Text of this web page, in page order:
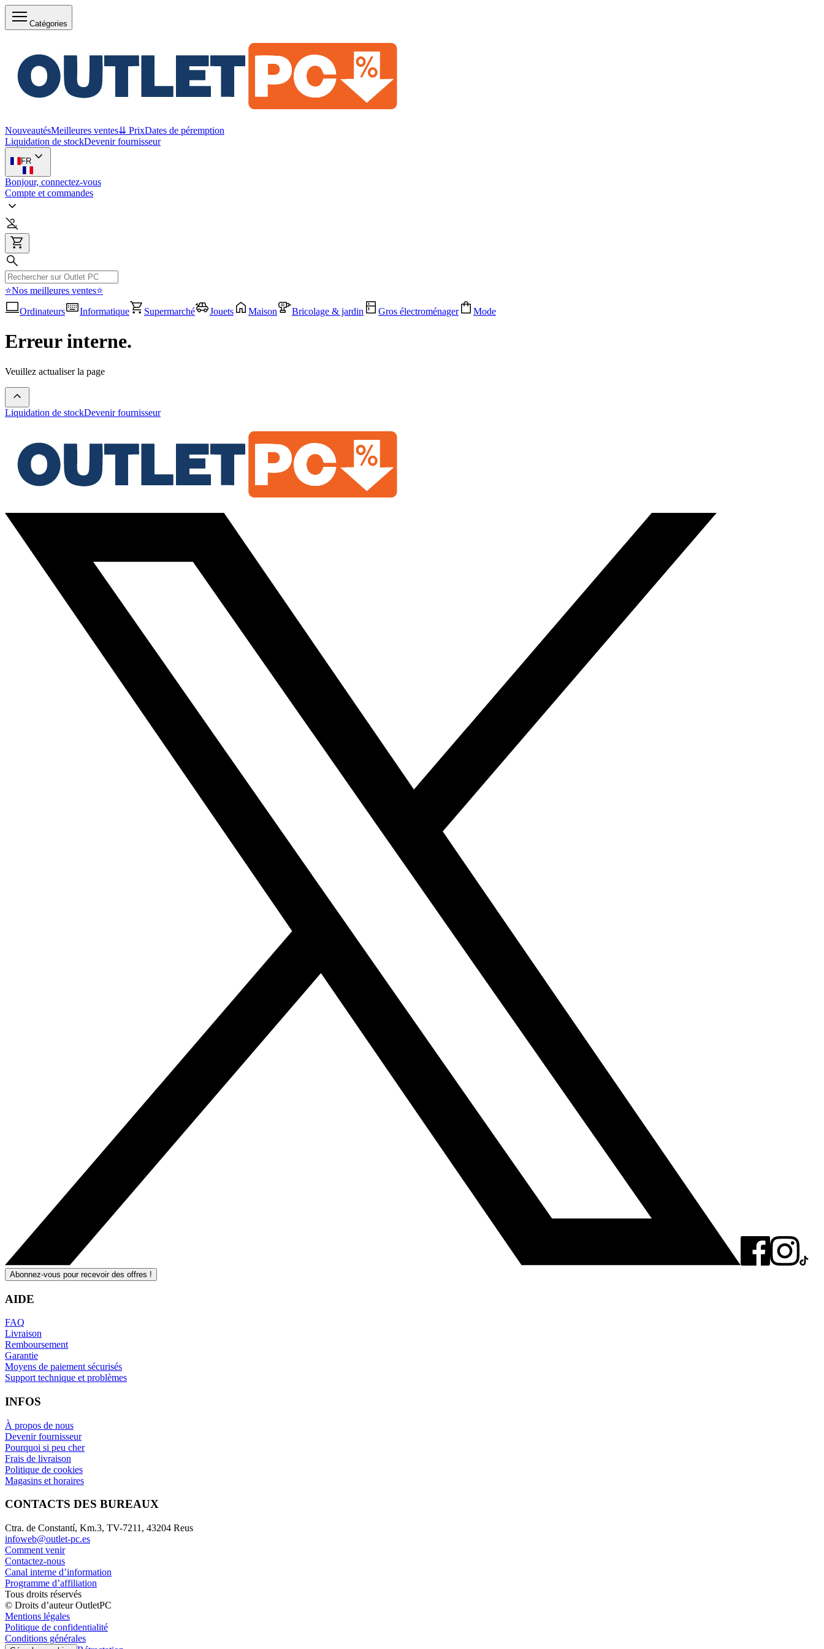
Catégories
NouveautésMeilleures ventes⇊ PrixDates de péremption
Liquidation de stockDevenir fournisseur
FR
Bonjour, connectez-vous
Compte et commandes
⭐Nos meilleures ventes⭐
Ordinateurs
Informatique Supermarché Jouets Maison Bricolage & jardin Gros électroménager Mode
Erreur interne.
Veuillez actualiser la page
Liquidation de stockDevenir fournisseur
Abonnez-vous pour recevoir des offres !
AIDE
FAQ
Livraison
Remboursement
Garantie
Moyens de paiement sécurisés
Support technique et problèmes
INFOS
À propos de nous
Devenir fournisseur
Pourquoi si peu cher
Frais de livraison
Politique de cookies
Magasins et horaires
CONTACTS DES BUREAUX
Ctra. de Constantí, Km.3, TV-7211, 43204 Reus
infoweb@outlet-pc.es
Comment venir
Contactez-nous
Canal interne d’information
Programme d’affiliation
Tous droits réservés
© Droits d’auteur OutletPC
Mentions légales
Politique de confidentialité
Conditions générales